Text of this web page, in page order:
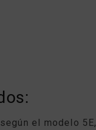
el modelo